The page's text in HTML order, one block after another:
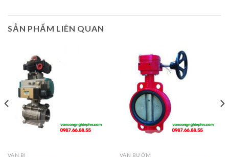
SẢN PHẨM LIÊN QUAN
VAN BI VAN BƯỚM